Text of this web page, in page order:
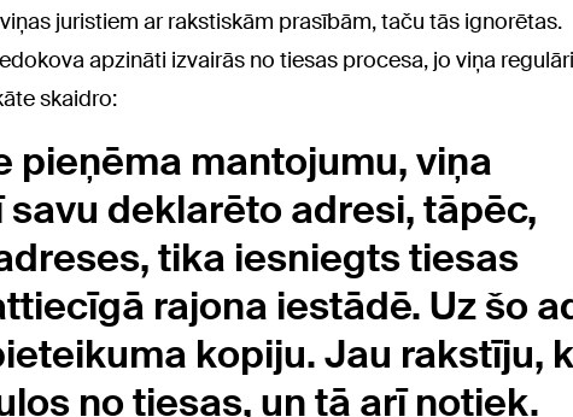
juristiem ar rakstiskām prasībām, taču tās ignorētas.
apzināti izvairās no tiesas procesa, jo viņa
skaidro:
pieņēma mantojumu, viņa
savu deklarēto adresi, tāpēc,
tika iesniegts tiesas
rajona iestādē. Uz šo
kopiju. Jau rakstīju,
no tiesas, un tā arī notiek.